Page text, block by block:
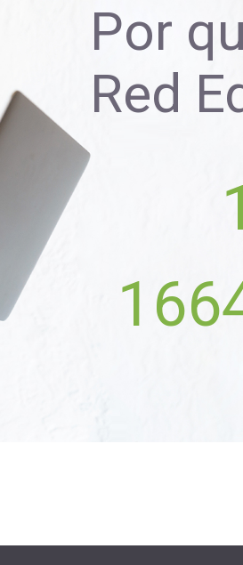
Por
Red